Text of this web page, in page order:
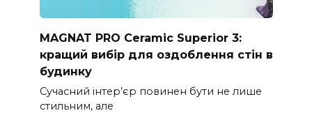
MAGNAT PRO Ceramic Superior 3:
кращий вибір для оздоблення стін в
будинку
Сучасний інтер’єр повинен бути не лише
стильним, але